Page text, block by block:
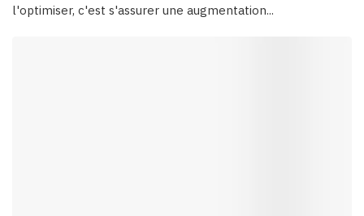
l'optimiser, c'est s'assurer une augmentation...